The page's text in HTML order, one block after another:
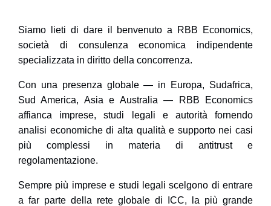
Siamo lieti di dare il benvenuto a RBB Economics,
società di consulenza economica indipendente
specializzata in diritto della concorrenza.
Con una presenza globale — in Europa, Sudafrica,
Sud America, Asia e Australia —
RBB Economics
affianca imprese, studi legali e autorità fornendo
analisi economiche di alta qualità e supporto nei casi
più complessi in materia di antitrust e
regolamentazione.
Sempre più imprese e studi legali scelgono di entrare
a far parte della rete globale di ICC, la più grande